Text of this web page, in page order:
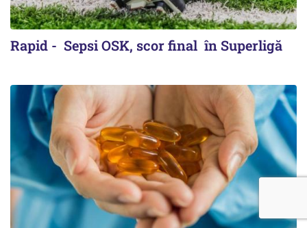
Rapid - Sepsi OSK, scor final în Superligă